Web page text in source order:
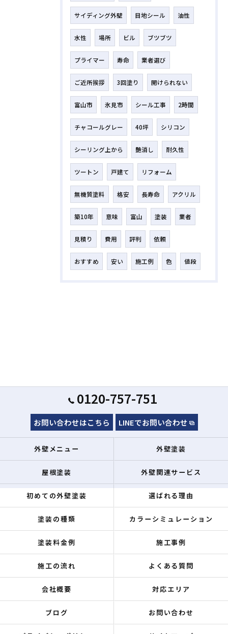
サイディング外壁 目地シール 油性
水性 場所 ビル ブツブツ
プライマー 寿命 業者選び
ご近所挨拶 3回塗り 開けられない
富山市 氷見市 シール工事 2時間
チャコールグレー 40坪 シリコン
シーリング上から 艶消し 耐久性
ツートン 戸建て リフォーム
無機質塗料 格安 長寿命 アクリル
築10年 意味 富山 塗装 業者
見積り 費用 評判 依頼
おすすめ 安い 施工例 色 値段
0120-757-751
お問い合わせはこちら LINEでお問い合わせ
外壁メニュー 外壁塗装
屋根塗装 外壁関連サービス
初めての外壁塗装 選ばれる理由
塗装の種類 カラーシミュレーション
塗装料金例 施工事例
施工の流れ よくある質問
会社概要 対応エリア
ブログ お問い合わせ